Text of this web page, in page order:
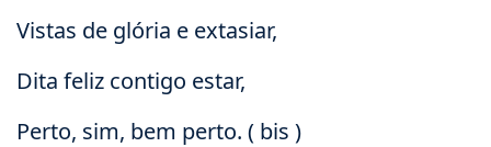
Vistas de glória e extasiar,
Dita feliz contigo estar,
Perto, sim, bem perto. ( bis )